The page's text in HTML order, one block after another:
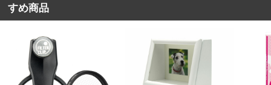
すめ商品